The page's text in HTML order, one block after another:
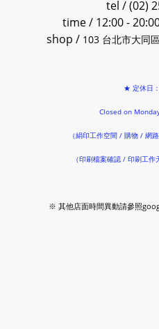
tel / (02)
time / 12:00 -
shop / 103 台北市大同
★ 定休日
Closed on
（絹印工作空間 / 購物 / 網
（印刷檔案確認 / 印刷工作
※ 其他店面時間異動請參照